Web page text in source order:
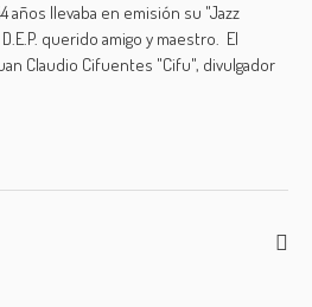
años llevaba en emisión su "Jazz
querido amigo y maestro. El
Claudio Cifuentes "Cifu", divulgador